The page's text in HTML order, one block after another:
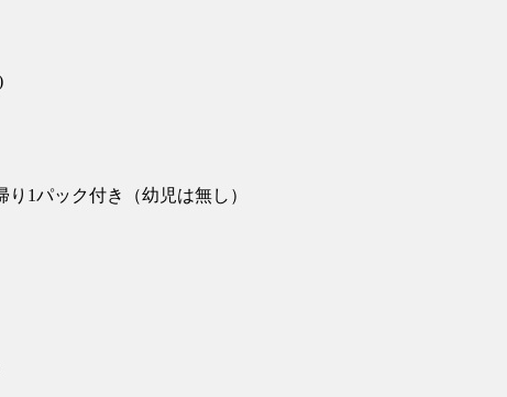
1パック付き（幼児は無し）